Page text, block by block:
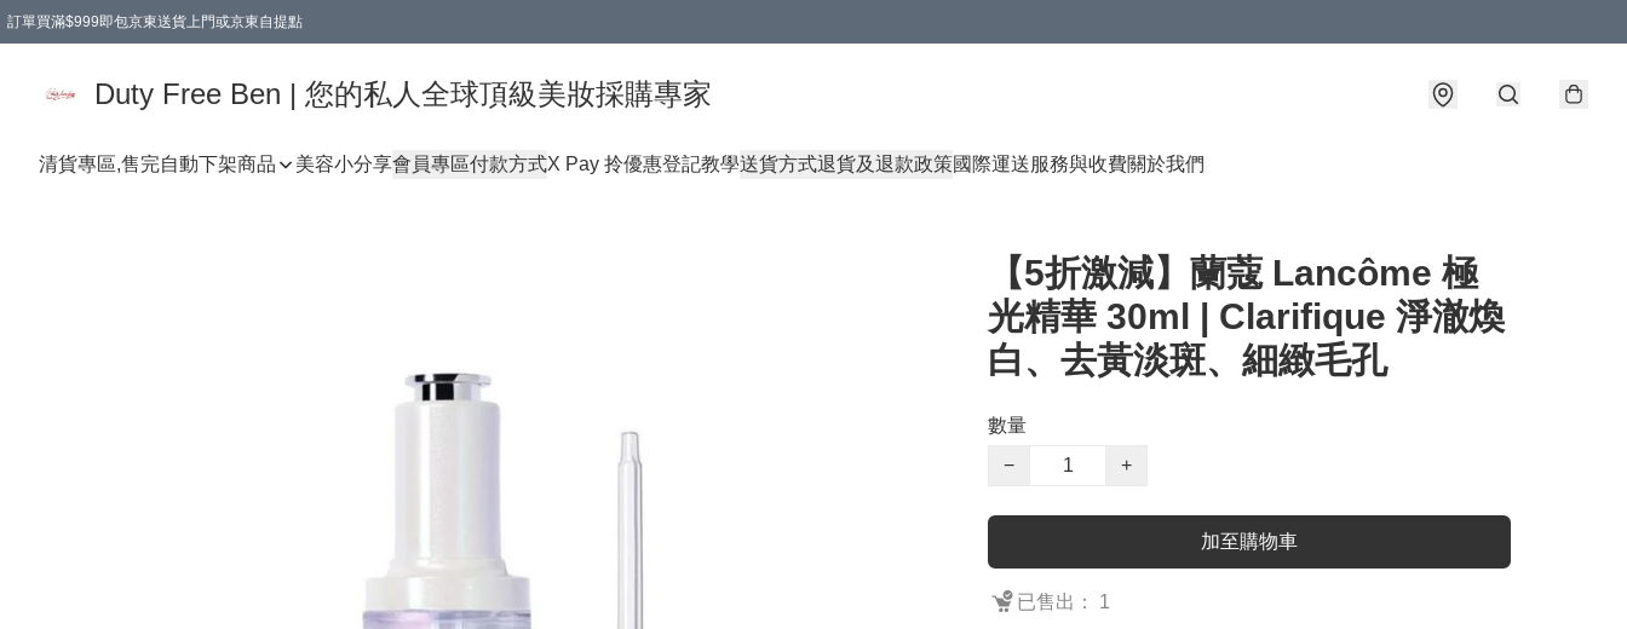
訂單買滿$999即包京東送貨上門或京東自提點
Duty Free Ben | 您的私人全球頂級美妝採購專家
清貨專區,售完自動下架商品 美容小分享會員專區付款方式X Pay 拎優惠登記教學送貨方式退貨及退款政策國際運送服務與收費關於我們
【5折激減】蘭蔻 Lancôme 極
光精華 30ml | Clarifique 淨澈煥
白、去黃淡斑、細緻毛孔
數量
−
+
加至購物車
已售出： 1